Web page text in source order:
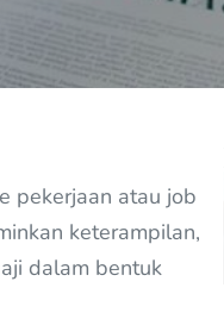
pekerjaan atau job
keterampilan,
dalam bentuk